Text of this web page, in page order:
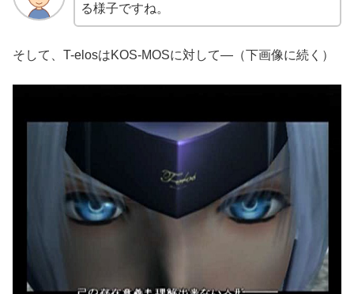
る様子ですね。
そして、T-elosはKOS-MOSに対して―（下画像に続く）